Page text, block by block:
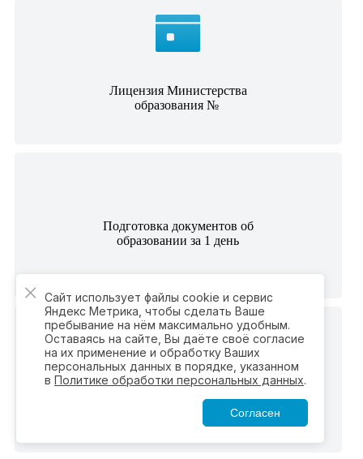
Лицензия Министерства
образования №
Подготовка документов об
образовании за 1 день
Удобная форма обучения,
для любого возраста и
уровня знаний
Сайт использует файлы cookie и сервис
Яндекс Метрика, чтобы сделать Ваше
пребывание на нём максимально удобным.
Оставаясь на сайте, Вы даёте своё согласие
на их применение и обработку Ваших
персональных данных в порядке, указанном
в Политике обработки персональных данных.
Согласен